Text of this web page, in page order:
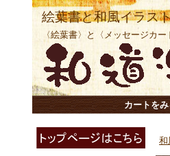
絵葉書と和風イラス
〈絵葉書〉と〈メッセージカ
カートをみ
和